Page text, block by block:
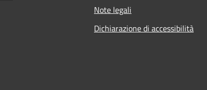
Note legali
Dichiarazione di accessibilità